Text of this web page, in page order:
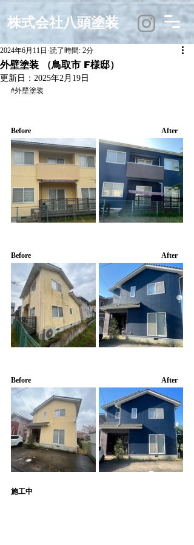
株式会社八頭塗装
外壁塗装 （鳥取市 F様邸）
2024年6月11日 読了時間: 2分
更新日： 2025年2月19日
#外壁塗装
Before　　　　　　　　　　　　　　　　　　After
Before　　　　　　　　　　　　　　　　　　After
Before　　　　　　　　　　　　　　　　　　After
施工中